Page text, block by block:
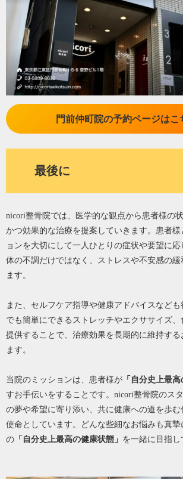
門前仲町院の予約ページは
最後に
nicori整骨院では、医学的な観点から患者様の
かつ効果的な治療を提案していきます。患者
ョンを大切にして一人ひとりの症状や要望に応
体の不調だけではなく、ストレスや不安感の緩
ます。
また、セルフケア指導や健康アドバイスなど
でも簡単にできるストレッチやエクササイズ
提供することで、治療効果を長期的に維持す
ます。
当院のミッションは、患者様が 「自分史上最高
すお手伝いをすることです。nicori整骨院のス
の夢や希望に寄り添い、共に健康への道を歩
使命としています。どんな些細なお悩みも真
の 「自分史上最高の健康状態」 を一緒に目指し